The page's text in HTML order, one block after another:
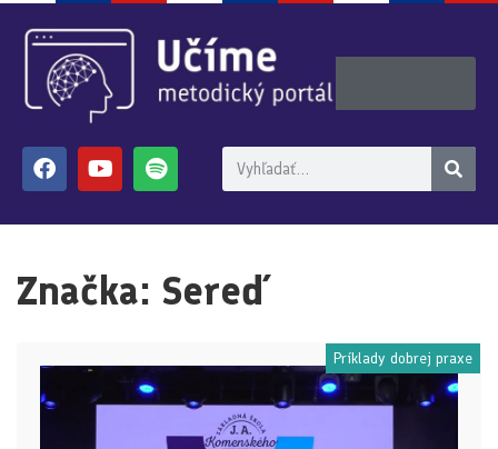
Značka: Sereď
Príklady dobrej praxe